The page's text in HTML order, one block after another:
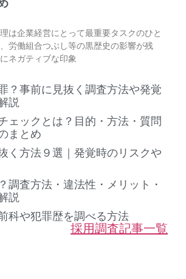
は企業経営にとって最重要タスクのひと
労働組合つぶし等の黒歴史の影響が残
ネガティブな印象
？事前に見抜く調査方法や発覚
説
ェックとは？目的・方法・質問
まとめ
く方法９選｜発覚時のリスクや
調査方法・違法性・メリット・
説
科や犯罪歴を調べる方法
採用調査記事一覧